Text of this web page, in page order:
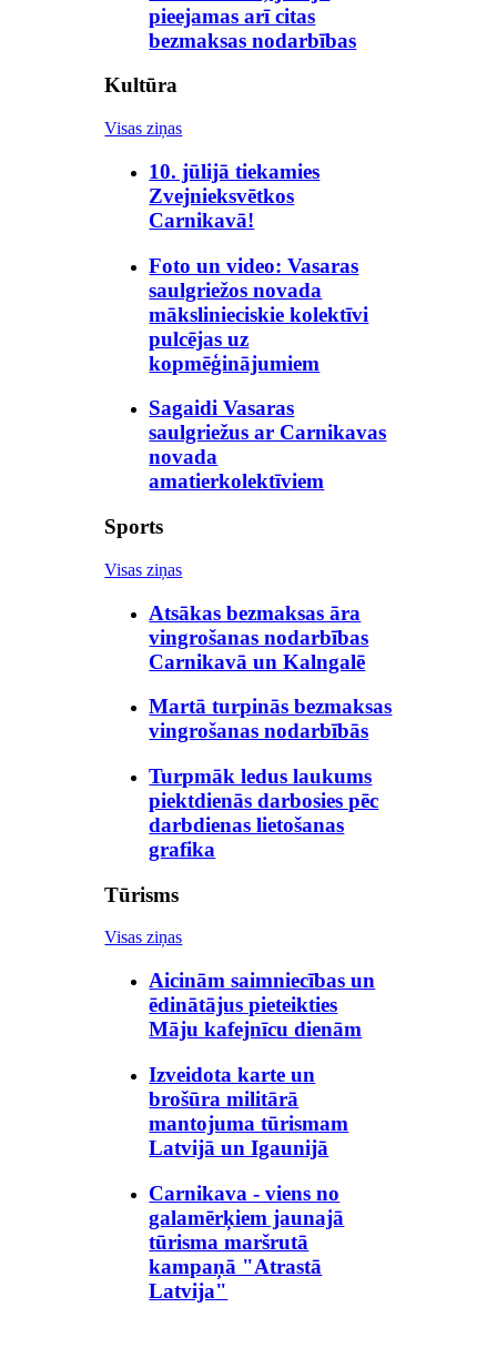
pieejamas arī citas
bezmaksas nodarbības
Kultūra
Visas ziņas
10. jūlijā tiekamies
Zvejnieksvētkos
Carnikavā!
Foto un video: Vasaras
saulgriežos novada
mākslinieciskie kolektīvi
pulcējas uz
kopmēģinājumiem
Sagaidi Vasaras
saulgriežus ar Carnikavas
novada
amatierkolektīviem
Sports
Visas ziņas
Atsākas bezmaksas āra
vingrošanas nodarbības
Carnikavā un Kalngalē
Martā turpinās bezmaksas
vingrošanas nodarbībās
Turpmāk ledus laukums
piektdienās darbosies pēc
darbdienas lietošanas
grafika
Tūrisms
Visas ziņas
Aicinām saimniecības un
ēdinātājus pieteikties
Māju kafejnīcu dienām
Izveidota karte un
brošūra militārā
mantojuma tūrismam
Latvijā un Igaunijā
Carnikava - viens no
galamērķiem jaunajā
tūrisma maršrutā
kampaņā "Atrastā
Latvija"